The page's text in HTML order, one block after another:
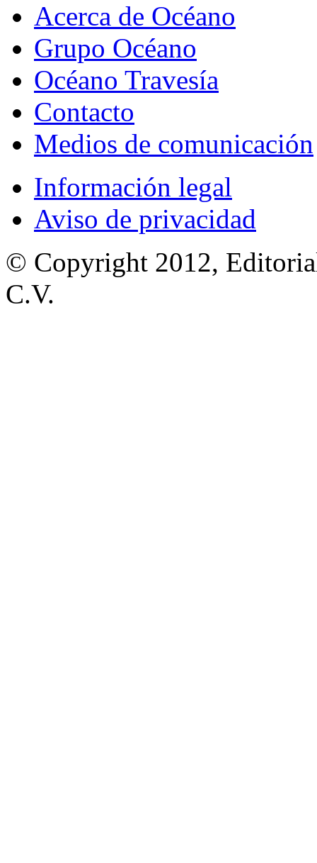
Acerca de Océano
Grupo Océano
Océano Travesía
Contacto
Medios de comunicación
Información legal
Aviso de privacidad
© Copyright 2012,
C.V.